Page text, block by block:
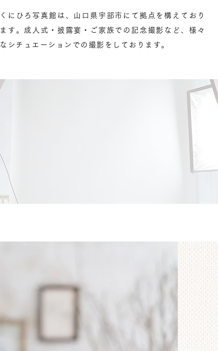
くにひろ写真館は、山口県宇部市にて拠点を構えており
ます。成人式・披露宴・ご家族での記念撮影など、様々
なシチュエーションでの撮影をしております。